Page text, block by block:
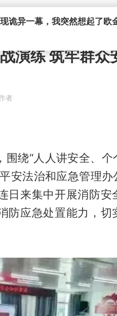
演练 筑牢群众
者
围绕“人人讲安全、
安法治和应急管理
日来集中开展消防安
防应急处置能力，切